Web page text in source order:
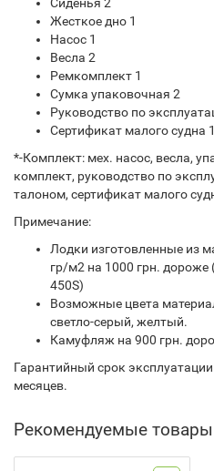
Сиденья 2
Жесткое дно 1
Насос 1
Весла 2
Ремкомплект 1
Сумка упаковочная 2
Руководство по
Сертификат малого судна 1
*-Комплект: мех. насос, весла,
комплект, руководство по
талоном, сертификат малого
Примечание:
Лодки изготовленные из
гр/м2 на 1000 грн. дороже
450S)
Возможные цвета
светло-серый, желтый.
Камуфляж на 900 грн.
Гарантийный срок
месяцев.
Рекомендуемые товары